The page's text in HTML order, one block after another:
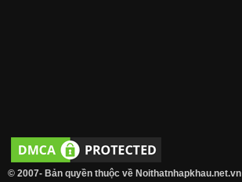
© 2007- Bản quyền thuộc về Noithatnhapkhau.net.vn